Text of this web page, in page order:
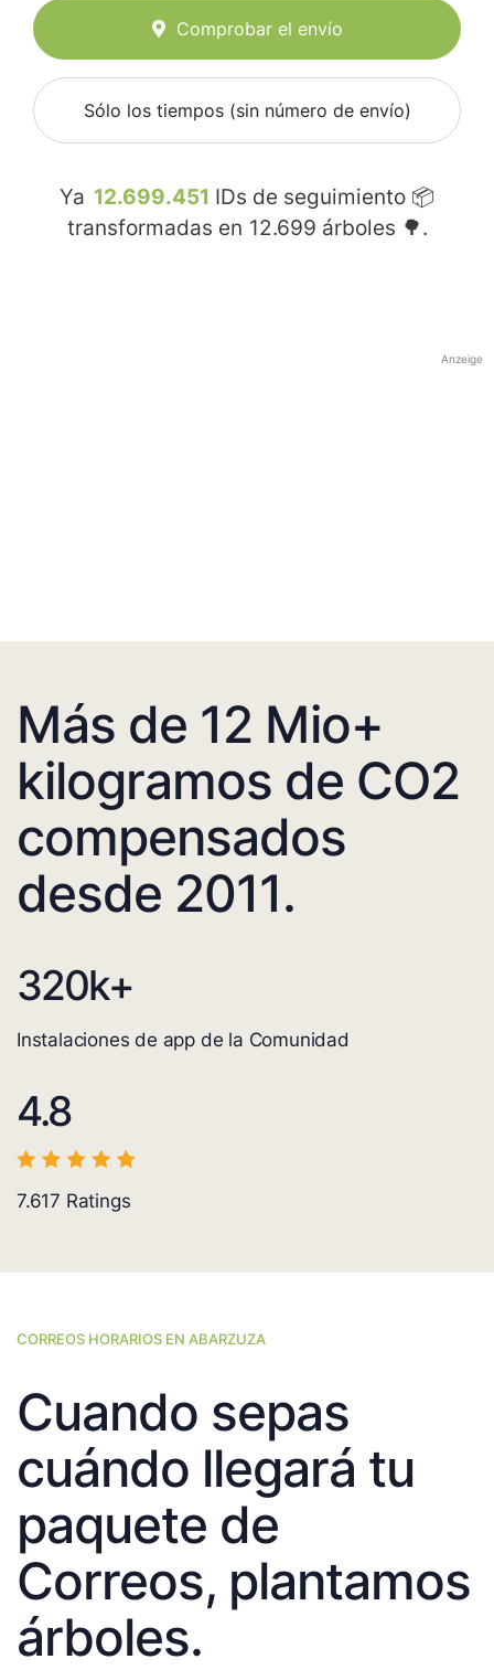
Comprobar el envío
Sólo los tiempos (sin número de envío)
Ya 12.699.451 IDs de seguimiento 📦
transformadas en 12.699 árboles 🌳.
Anzeige
Más de 12 Mio+
kilogramos de CO2
compensados
desde 2011.
320k+
Instalaciones de app de la Comunidad
4.8
7.617 Ratings
CORREOS HORARIOS EN ABARZUZA
Cuando sepas
cuándo llegará tu
paquete de
Correos, plantamos
árboles.